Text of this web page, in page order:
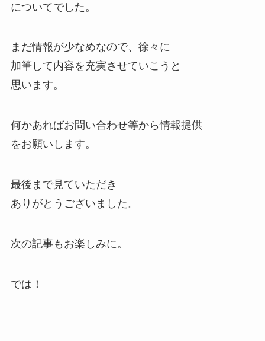
についてでした。
まだ情報が少なめなので、徐々に
加筆して内容を充実させていこうと
思います。
何かあればお問い合わせ等から情報提供
をお願いします。
最後まで見ていただき
ありがとうございました。
次の記事もお楽しみに。
では！